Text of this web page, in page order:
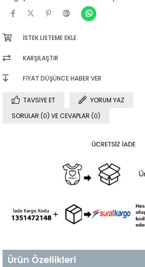
İSTEK LISTEME EKLE
KARŞILAŞTIR
FIYAT DÜŞÜNCE HABER VER
TAVSIYE ET
YORUM YAZ
SORULAR (0) VE CEVAPLAR (0)
Ürün Özellikleri